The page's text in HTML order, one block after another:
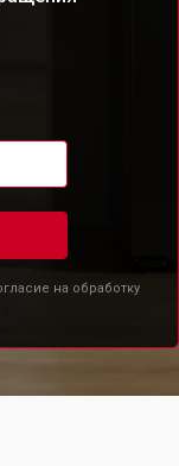
на обработку